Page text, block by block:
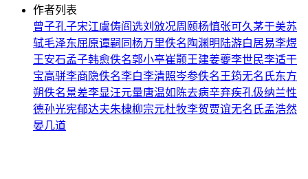
作者列表
曾子孔子宋江虞俦阎选刘攽况周颐杨慎张可久茅于美苏
轼毛泽东屈原谭嗣同杨万里佚名 陶渊明 陆游白居易李煜
王安石孟子韩愈佚名郭小亭崔颢王建姜夔李世民李适干
宝高骈李商隐佚名李白李清照岑参佚名 王筠无名氏东方
朔佚名景差李显汪元量唐温如 陈去病辛弃疾孔伋纳兰性
德孙光宪郁达夫朱棣柳宗元杜牧李贺贾谊无名氏孟浩然
晏几道